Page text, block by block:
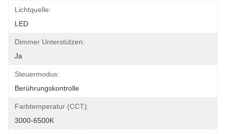
Lichtquelle:
LED
Dimmer Unterstützen:
Ja
Steuermodus:
Berührungskontrolle
Farbtemperatur (CCT):
3000-6500K